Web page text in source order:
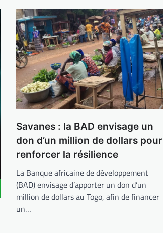
Savanes : la BAD envisage un
don d’un million de dollars pour
renforcer la résilience
La Banque africaine de développement
(BAD) envisage d’apporter un don d’un
million de dollars au Togo, afin de financer
un…